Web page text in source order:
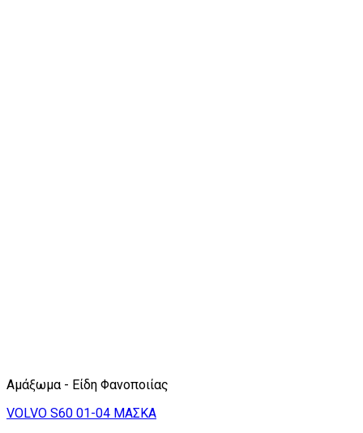
Αμάξωμα - Είδη Φανοποιίας
VOLVO S60 01-04 ΜΑΣΚΑ